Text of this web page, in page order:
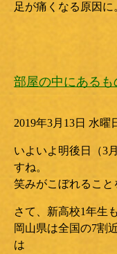
足が痛くなる原因に
部屋の中にあるも
2019年3月13日 水曜
いよいよ明後日（3
すね。
笑みがこぼれること
さて、新高校1年生
岡山県は全国の7割
は